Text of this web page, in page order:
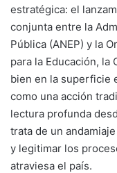
estratégica: el
conjunta entre la
Pública (ANEP) y la
para la Educación, la
bien en la superficie
como una acción
lectura profunda
trata de un
y legitimar los
atraviesa el país.